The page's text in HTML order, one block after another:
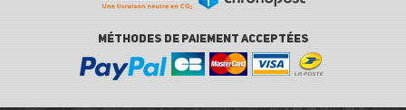
MÉTHODES DE PAIEMENT ACCEPTÉES